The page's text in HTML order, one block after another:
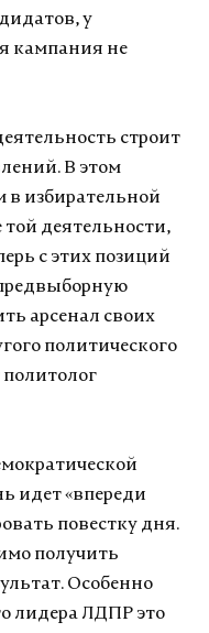
у
кампания не
строит
В этом
в избирательной
деятельности,
с этих позиций
арсенал своих
политического
политолог
идет «впереди
повестку дня.
получить
Особенно
лидера ЛДПР это